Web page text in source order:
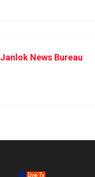
Janlok News Bureau